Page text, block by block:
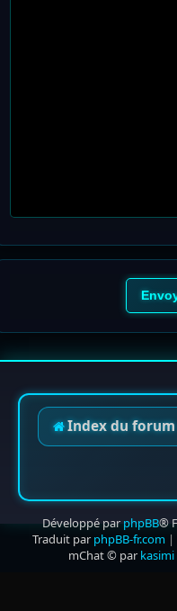
Index du forum
Développé parphpBB®
Traduit par phpBB-fr.com |
mChat © par kasimi